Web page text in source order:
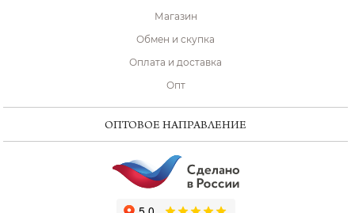
Магазин
Обмен и скупка
Оплата и доставка
Опт
ОПТОВОЕ НАПРАВЛЕНИЕ